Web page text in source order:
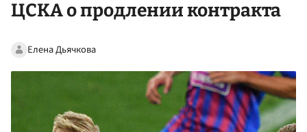
ЦСКА о продлении контракта
Елена Дьячкова